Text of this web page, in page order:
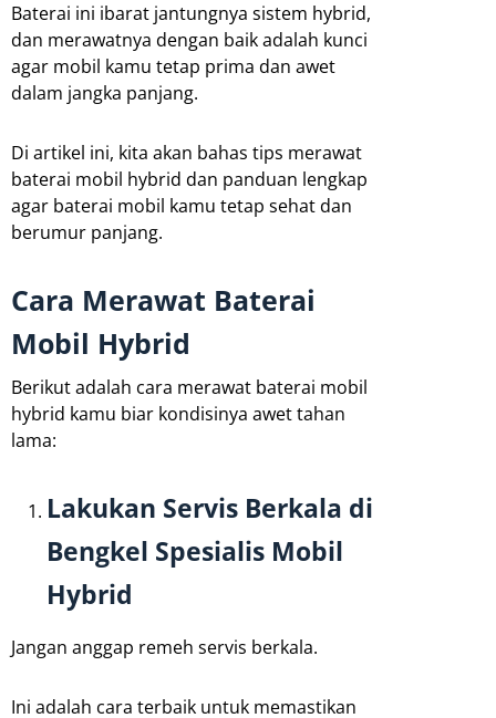
Baterai ini ibarat jantungnya sistem hybrid,
dan merawatnya dengan baik adalah kunci
agar mobil kamu tetap prima dan awet
dalam jangka panjang.
Di artikel ini, kita akan bahas tips merawat
baterai mobil hybrid dan panduan lengkap
agar baterai mobil kamu tetap sehat dan
berumur panjang.
Cara Merawat Baterai
Mobil Hybrid
Berikut adalah cara merawat baterai mobil
hybrid kamu biar kondisinya awet tahan
lama:
Lakukan Servis Berkala di
Bengkel Spesialis Mobil
Hybrid
Jangan anggap remeh servis berkala.
Ini adalah cara terbaik untuk memastikan